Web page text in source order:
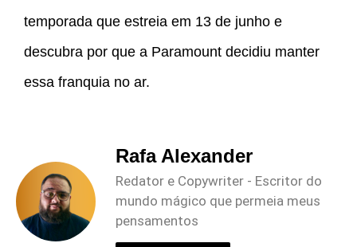
temporada que estreia em 13 de junho e
descubra por que a Paramount decidiu manter
essa franquia no ar.
Rafa Alexander
Redator e Copywriter - Escritor do
mundo mágico que permeia meus
pensamentos